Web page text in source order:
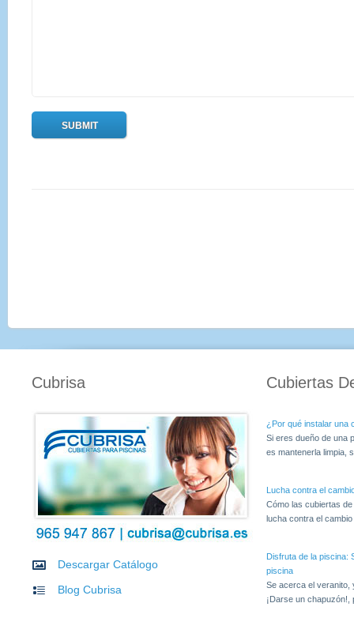
Cubrisa
Descargar Catálogo
Blog Cubrisa
Cubiertas
¿Por qué instalar una
Si eres dueño de una
es mantenerla limpia,
Lucha contra el
Cómo las cubiertas
lucha contra el
Disfruta de la piscina:
piscina
Se acerca el veranito,
¡Darse un chapuzón!,